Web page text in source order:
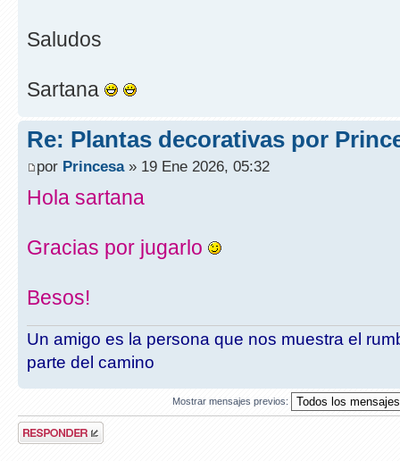
Saludos
Sartana
Re: Plantas decorativas por
por Princesa» 19 Ene 2026, 05:32
Hola sartana
Gracias por jugarlo
Besos!
Un amigo es la persona que nos muestra el
parte del camino
Mostrar mensajes previos:
Publicar una
respuesta